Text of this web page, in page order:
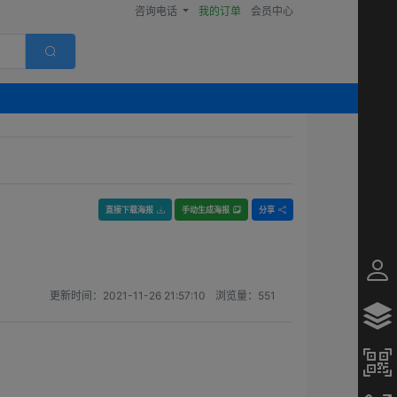
咨询电话 我的订单 会员中心
直接下载海报 手动生成海报 分享
更新时间： 2021-11-26 21:57:10 浏览量： 551